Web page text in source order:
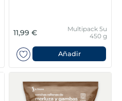
11,99 €
Multipack 5u
450 g
Añadir